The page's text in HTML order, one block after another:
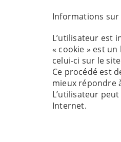
Informations sur
L’utilisateur est
« cookie » est
celui-ci sur le
Ce procédé est
mieux répondre
L’utilisateur
Internet.